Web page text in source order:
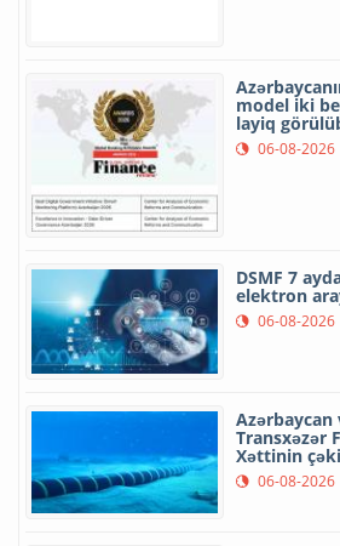
model iki
layiq
06-08-2026
DSMF 7
elektron
06-08-2026
Azərbaycan
Transxəzər
Xəttinin
06-08-2026